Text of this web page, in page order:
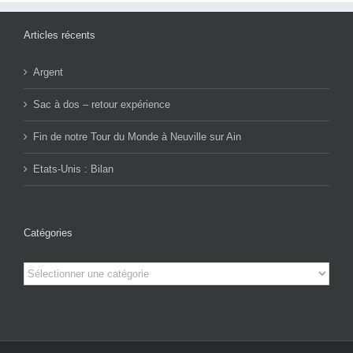
Articles récents
Argent
Sac à dos – retour expérience
Fin de notre Tour du Monde à Neuville sur Ain
Etats-Unis : Bilan
Catégories
Catégories